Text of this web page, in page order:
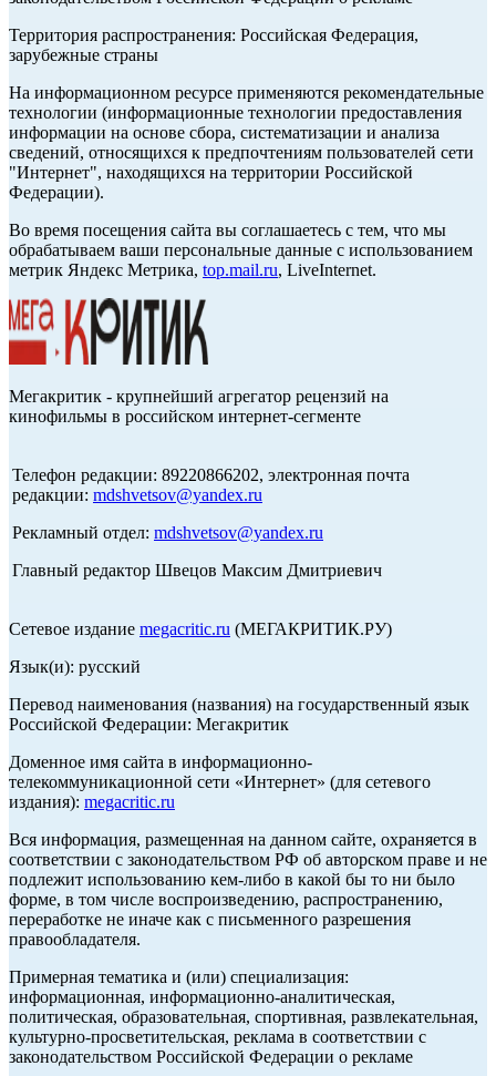
Территория распространения: Российская Федерация,
зарубежные страны
На информационном ресурсе применяются рекомендательные
технологии (информационные технологии предоставления
информации на основе сбора, систематизации и анализа
сведений, относящихся к предпочтениям пользователей сети
"Интернет", находящихся на территории Российской
Федерации).
Во время посещения сайта вы соглашаетесь с тем, что мы
обрабатываем ваши персональные данные с использованием
метрик Яндекс Метрика, top.mail.ru, LiveInternet.
Мегакритик - крупнейший агрегатор рецензий на
кинофильмы в российском интернет-сегменте
Телефон редакции: 89220866202, электронная почта
редакции: mdshvetsov@yandex.ru
Рекламный отдел: mdshvetsov@yandex.ru
Главный редактор Швецов Максим Дмитриевич
Сетевое издание megacritic.ru (МЕГАКРИТИК.РУ)
Язык(и): русский
Перевод наименования (названия) на государственный язык
Российской Федерации: Мегакритик
Доменное имя сайта в информационно-
телекоммуникационной сети «Интернет» (для сетевого
издания): megacritic.ru
Вся информация, размещенная на данном сайте, охраняется в
соответствии с законодательством РФ об авторском праве и не
подлежит использованию кем-либо в какой бы то ни было
форме, в том числе воспроизведению, распространению,
переработке не иначе как с письменного разрешения
правообладателя.
Примерная тематика и (или) специализация:
информационная, информационно-аналитическая,
политическая, образовательная, спортивная, развлекательная,
культурно-просветительская, реклама в соответствии с
законодательством Российской Федерации о рекламе